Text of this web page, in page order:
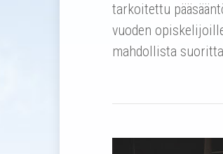
tarkoitettu
vuoden
mahdollista